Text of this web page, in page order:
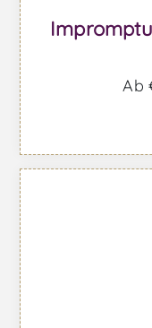
Ab